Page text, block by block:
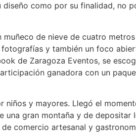
como por su finalidad, no
de nieve de cuatro
y también un foco
de Zaragoza Eventos, se
ganadora con un
niños y mayores. Llegó el
gran montaña y de depositar
comercio artesanal y